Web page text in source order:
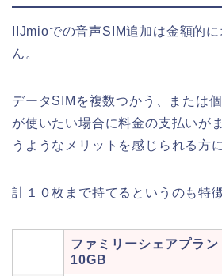
IIJmioでの音声SIM追加は金額的
ん。
データSIMを複数つかう、または
が使いたい場合に料金の支払いが
うようなメリットを感じられる方
計１０枚まで持てるというのも特
ファミリーシェアプラン
10GB